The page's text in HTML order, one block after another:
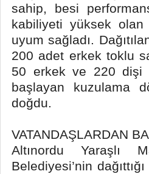
sahip, besi
kabiliyeti yüksek
uyum sağladı.
200 adet erkek toklu
50 erkek ve 220 dişi
başlayan kuzulama
doğdu.
VATANDAŞLARDAN
Altınordu Yaraşlı
Belediyesi’nin